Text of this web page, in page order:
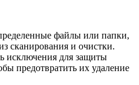
файлы или папки,
сканирования и очистки.
исключения для защиты
предотвратить их удаление